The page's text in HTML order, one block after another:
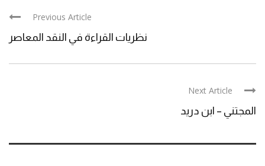
Previous Article
نظريات القراءة في النقد المعاصر
Next Article
المجتني – ابن دريد